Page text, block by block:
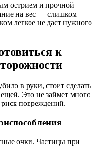
острием и прочной
на вес — слишком
легкое не даст нужного
к
в руки, стоит сделать
Это не займет много
риск повреждений.
очки. Частицы при